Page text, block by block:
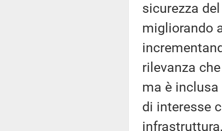
sicurezza
migliorando
rilevanza
ma è
di interesse